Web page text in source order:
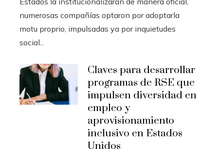
numerosas compañías optaron por adoptarla
motu proprio, impulsadas ya por inquietudes
social...
Claves para desarrollar
programas de RSE que
impulsen diversidad en
empleo y
aprovisionamiento
inclusivo en Estados
Unidos